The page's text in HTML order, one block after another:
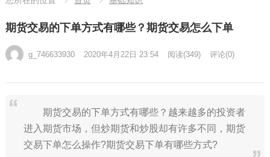
期货交易的下单方式有哪些？期货交易怎么下单
g_746633930 2020年4月22日 23:54 阅读(349) 评论(0)
期货交易的下单方式有哪些？越来越多的投资者
进入期货市场，但炒期货和炒股却有许多不同，期货
交易下单怎么操作?期货交易下单有哪些方式?